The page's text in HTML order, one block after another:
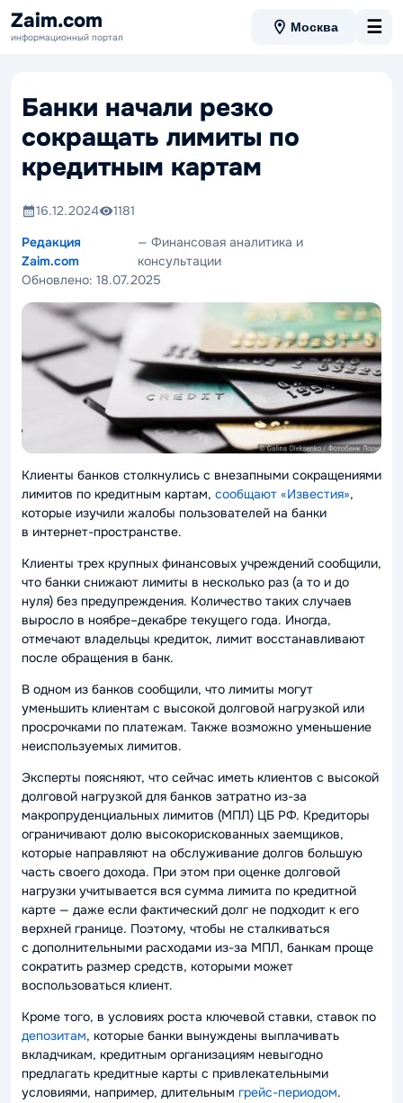
Zaim.com
информационный портал
Москва ☰
Банки начали резко
сокращать лимиты по
кредитным картам
16.12.2024
1181
Редакция
Zaim.com
— Финансовая аналитика и
консультации
Обновлено: 18.07.2025
Клиенты банков столкнулись с внезапными сокращениями
лимитов по кредитным картам, сообщают «Известия»,
которые изучили жалобы пользователей на банки
в интернет-пространстве.
Клиенты трех крупных финансовых учреждений сообщили,
что банки снижают лимиты в несколько раз (а то и до
нуля) без предупреждения. Количество таких случаев
выросло в ноябре–декабре текущего года. Иногда,
отмечают владельцы кредиток, лимит восстанавливают
после обращения в банк.
В одном из банков сообщили, что лимиты могут
уменьшить клиентам с высокой долговой нагрузкой или
просрочками по платежам. Также возможно уменьшение
неиспользуемых лимитов.
Эксперты поясняют, что сейчас иметь клиентов с высокой
долговой нагрузкой для банков затратно из-за
макропруденциальных лимитов (МПЛ) ЦБ РФ. Кредиторы
ограничивают долю высокорискованных заемщиков,
которые направляют на обслуживание долгов большую
часть своего дохода. При этом при оценке долговой
нагрузки учитывается вся сумма лимита по кредитной
карте — даже если фактический долг не подходит к его
верхней границе. Поэтому, чтобы не сталкиваться
с дополнительными расходами из-за МПЛ, банкам проще
сократить размер средств, которыми может
воспользоваться клиент.
Кроме того, в условиях роста ключевой ставки, ставок по
депозитам, которые банки вынуждены выплачивать
вкладчикам, кредитным организациям невыгодно
предлагать кредитные карты с привлекательными
условиями, например, длительным грейс-периодом.